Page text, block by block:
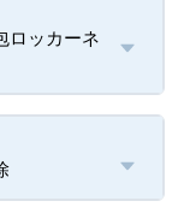
ロッカーネ